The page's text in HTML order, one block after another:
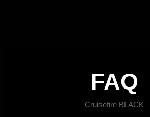
FAQ
Cruisefire BLACK